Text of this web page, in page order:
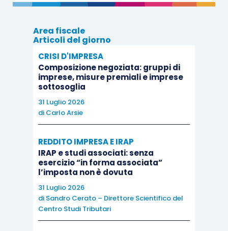
Area fiscale
Articoli del giorno
CRISI D'IMPRESA
Composizione negoziata: gruppi di
imprese, misure premiali e imprese
sottosoglia
31 Luglio 2026
di Carlo Arsie
REDDITO IMPRESA E IRAP
IRAP e studi associati: senza
esercizio “in forma associata”
l’imposta non è dovuta
31 Luglio 2026
di Sandro Cerato – Direttore Scientifico del
Centro Studi Tributari